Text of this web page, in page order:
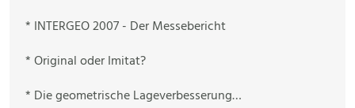
* INTERGEO 2007 - Der Messebericht
* Original oder Imitat?
* Die geometrische Lageverbesserung…